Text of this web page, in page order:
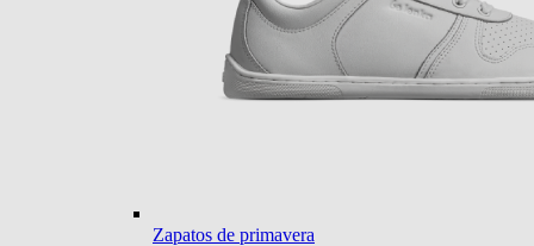
Zapatos de primavera